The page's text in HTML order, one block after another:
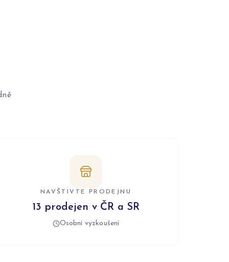
NAVŠTIVTE PRODEJNU
13 prodejen v ČR a SR
Osobní vyzkoušení